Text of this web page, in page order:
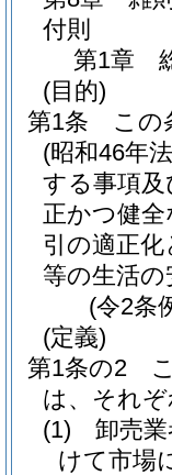
付則
第1章
(目的)
第1条
この
(昭和46年
する事項
正かつ健
引の適正
等の生活
(令2条
(定義)
第1条の2
は、それ
(1)
卸売
けて市場